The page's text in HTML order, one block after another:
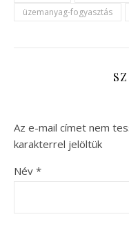
üzemanyag-fogyasztás
Az e-mail címet nem
karakterrel jelöltük
Név *